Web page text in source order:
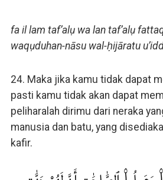
fa il lam taf’alụ wa lan taf’alụ
waqụduhan-nāsu wal-ḥijāratu
24. Maka jika kamu tidak dapat
pasti kamu tidak akan dapat
peliharalah dirimu dari neraka
manusia dan batu, yang
kafir.